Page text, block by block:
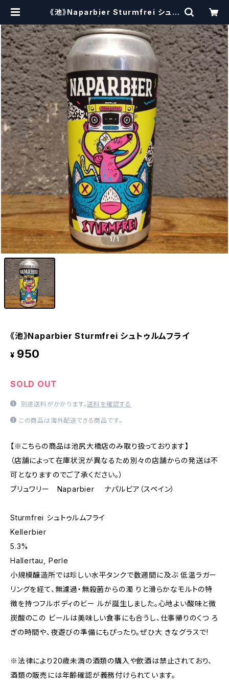
《池》Naparbier Sturmfrei シュト
s
1/1
《池》Naparbier Sturmfrei シュトゥルムフライ
¥ 950
SOLD OUT
別途送料がかかります。送料を確認する
この商品は海外配送できる商品です。
【※こちらの商品は池尻大橋店のみ取り扱っております】
（店舗によって在庫状況が異なるため別々の店舗からの発送は不
可となりますのでご了承ください。）
ブリュワリー Naparbier ナパルビア（スペイン）
Sturmfrei シュトゥルムフライ
Kellerbier
5.3%
Hallertau, Perle
小規模醸造所では珍しい水平タンクで数週間に及ぶ 低温ラガー
リングを経て、無濾過・無殺菌からの濁 りと滑らかなモルトの特
徴を持つフルボディのビー ルが誕生しました。心地よい酸味と微
炭酸のこの ビールは美味しい食事にも合うし、仕事帰りのくつ ろ
ぎの時間や、夜遊びの準備にもぴったり。ぜひ大 きなグラスで!
※法律により20歳未満の酒類の購入や飲酒は禁止されており、
酒類の販売には年齢確認が義務付けられています。